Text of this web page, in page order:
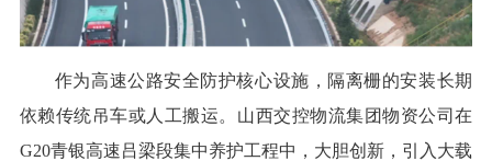
作为高速公路安全防护核心设施，隔离栅的安装长期
依赖传统吊车或人工搬运。山西交控物流集团物资公司在
G20青银高速吕梁段集中养护工程中，大胆创新，引入大载